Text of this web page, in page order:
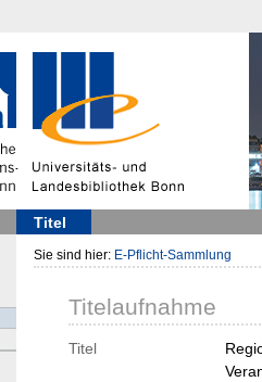
Titel
Sie sind hier: E-Pflicht-Sammlung
Titelaufnahme
Titel